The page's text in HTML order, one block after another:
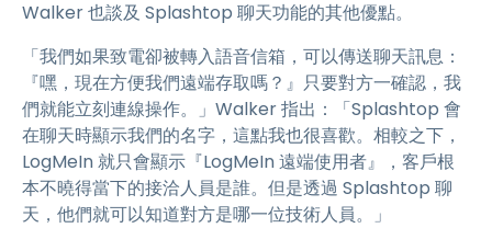
Walker 也談及 Splashtop 聊天功能的其他優點。
「我們如果致電卻被轉入語音信箱，可以傳送聊天訊息：
『嘿，現在方便我們遠端存取嗎？』只要對方一確認，我
們就能立刻連線操作。」Walker 指出：「Splashtop 會
在聊天時顯示我們的名字，這點我也很喜歡。相較之下，
LogMeIn 就只會顯示『LogMeIn 遠端使用者』，客戶根
本不曉得當下的接洽人員是誰。但是透過 Splashtop 聊
天，他們就可以知道對方是哪一位技術人員。」